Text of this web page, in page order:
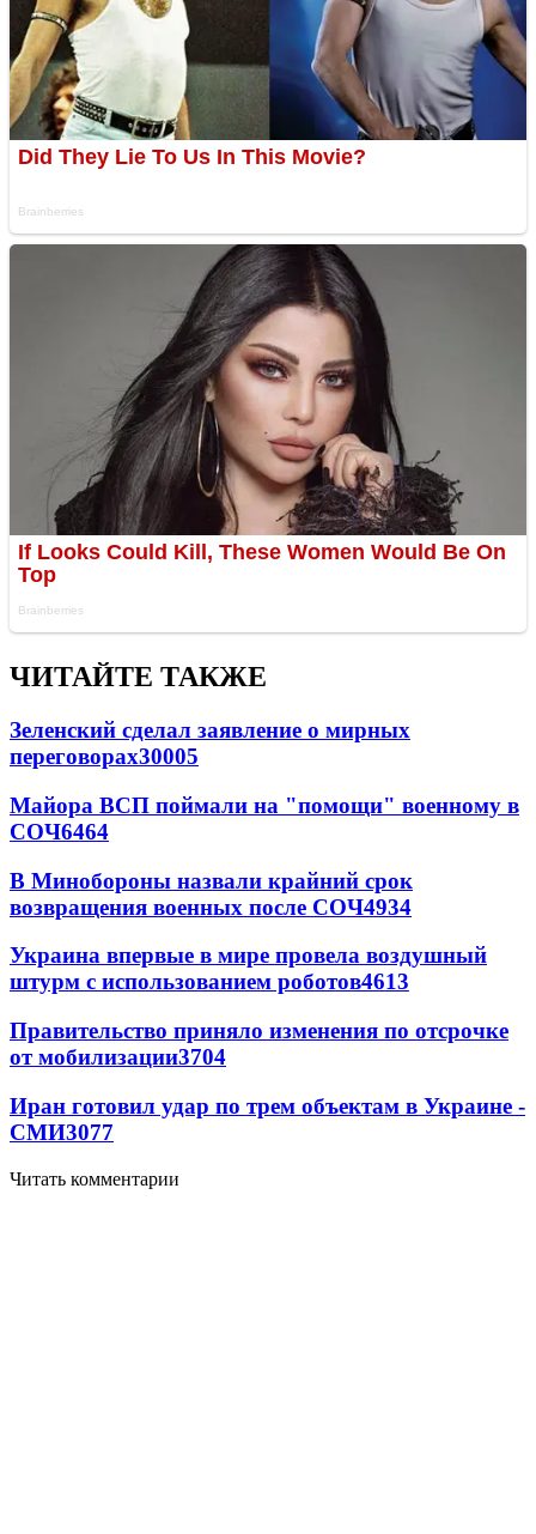
ЧИТАЙТЕ ТАКЖЕ
Зеленский сделал заявление о мирных
переговорах30005
Майора ВСП поймали на "помощи" военному в
СОЧ6464
В Минобороны назвали крайний срок
возвращения военных после СОЧ4934
Украина впервые в мире провела воздушный
штурм с использованием роботов4613
Правительство приняло изменения по отсрочке
от мобилизации3704
Иран готовил удар по трем объектам в Украине -
СМИ3077
Читать комментарии